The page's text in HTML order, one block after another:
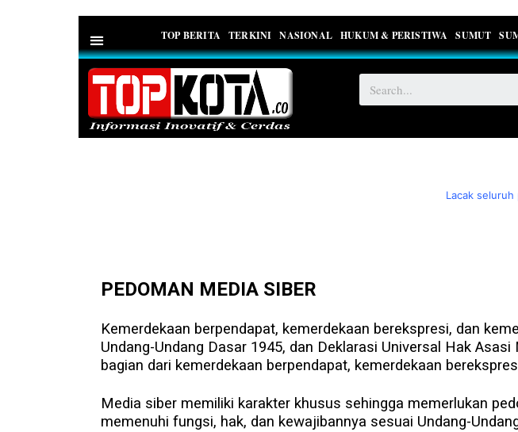
TOP BERITA TERKINI NASIONAL HUKUM & PERISTIWA SUMUT
Lacak seluruh
PEDOMAN MEDIA SIBER
Kemerdekaan berpendapat, kemerdekaan berekspresi, dan
Undang-Undang Dasar 1945, dan Deklarasi Universal Hak
bagian dari kemerdekaan berpendapat, kemerdekaan
Media siber memiliki karakter khusus sehingga memerlukan
memenuhi fungsi, hak, dan kewajibannya sesuai Undang-